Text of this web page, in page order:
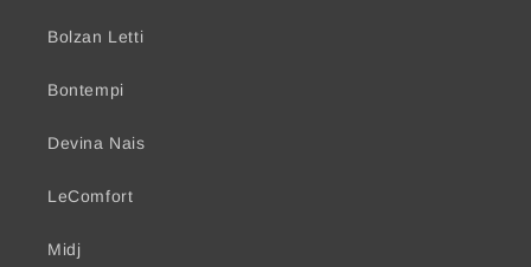
Bolzan Letti
Bontempi
Devina Nais
LeComfort
Midj